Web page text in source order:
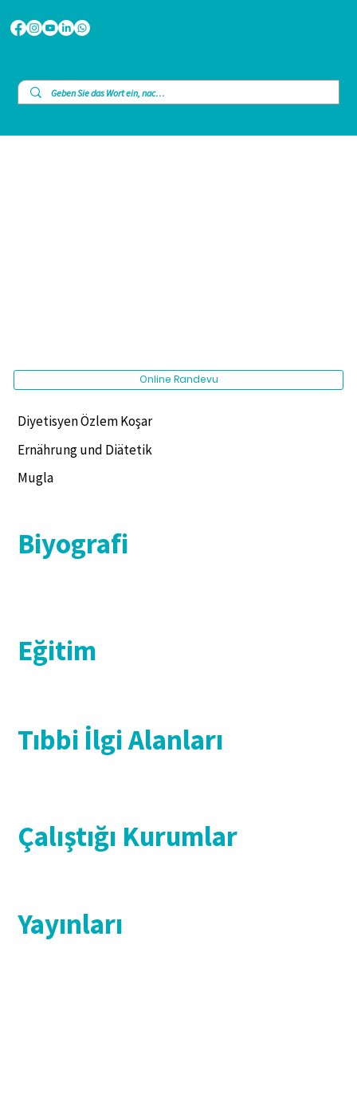
Diyetisyen Özlem Koşar
Ernährung und Diätetik
Mugla
Biyografi
Eğitim
Çalıştığı Kurumlar
Tıbbi İlgi Alanları
Yayınları
Online Randevu